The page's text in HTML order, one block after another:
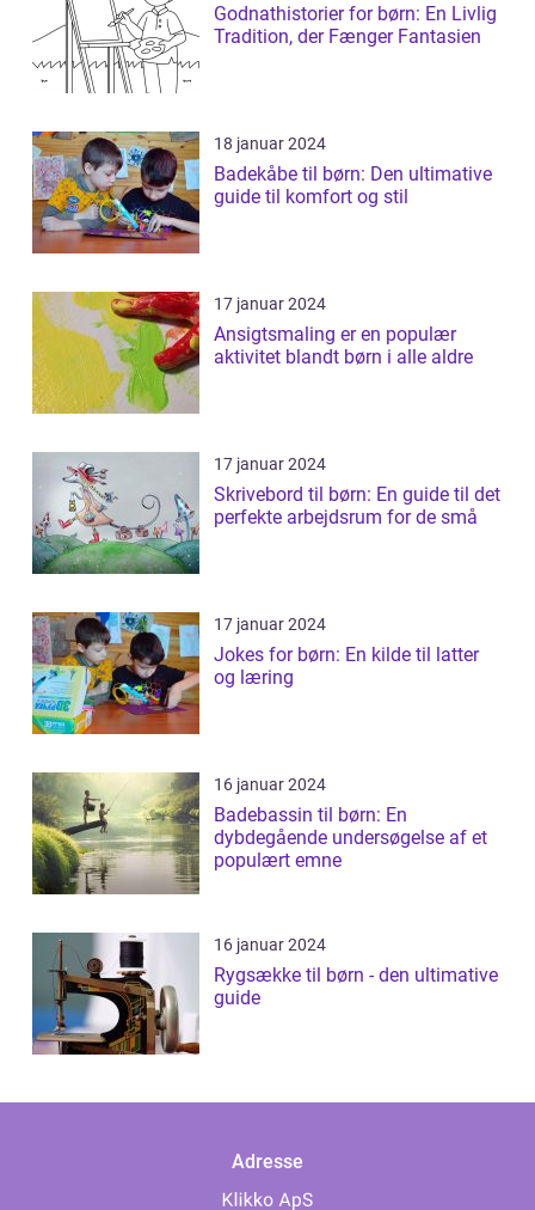
Godnathistorier for børn: En Livlig
Tradition, der Fænger Fantasien
18 januar 2024
Badekåbe til børn: Den ultimative
guide til komfort og stil
17 januar 2024
Ansigtsmaling er en populær
aktivitet blandt børn i alle aldre
17 januar 2024
Skrivebord til børn: En guide til det
perfekte arbejdsrum for de små
17 januar 2024
Jokes for børn: En kilde til latter
og læring
16 januar 2024
Badebassin til børn: En
dybdegående undersøgelse af et
populært emne
16 januar 2024
Rygsække til børn - den ultimative
guide
Adresse